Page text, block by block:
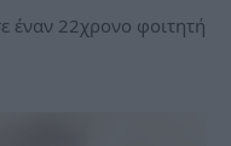
έναν 22χρονο φοιτητή